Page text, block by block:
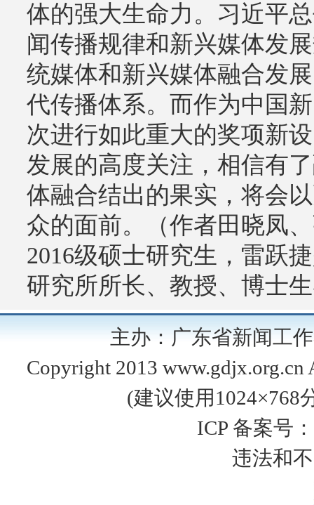
体的强大生命力。习近平
闻传播规律和新兴媒体发
统媒体和新兴媒体融合发
代传播体系。而作为中国
次进行如此重大的奖项新
发展的高度关注，相信有
体融合结出的果实，将会
众的面前。（作者田晓凤
2016级硕士研究生，雷跃
研究所所长、教授、博士
主办：广东省新闻
Copyright 2013
(建议使用1024×768
ICP 备案号：
违法和